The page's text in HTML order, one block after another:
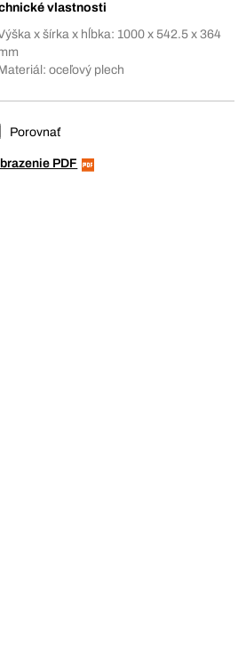
vlastnosti
x šírka x hĺbka: 1000 x 542.5 x 364
oceľový plech
Porovnať
PDF